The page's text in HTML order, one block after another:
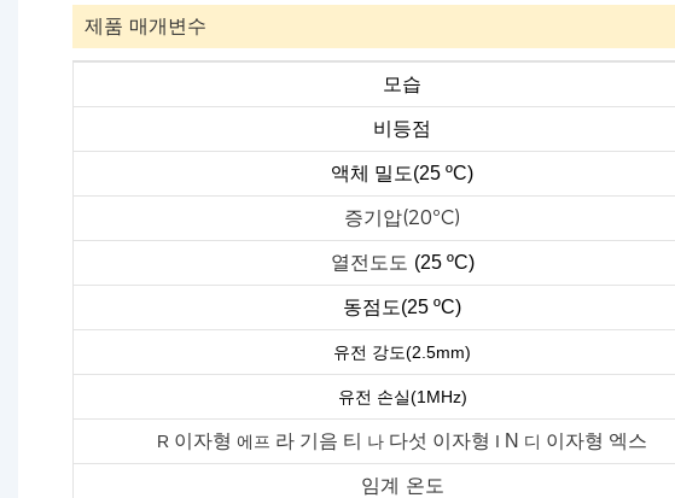
제품 매개변수
모습
비등점
액체 밀도(25 ºC)
증기압(20ºC)
열전도도 (25 ºC)
동점도(25 ºC)
유전 강도(2.5mm)
유전 손실(1MHz)
R 이자형 에프 라 기음 티 나 다섯 이자형 I N 디 이자형 엑스
임계 온도